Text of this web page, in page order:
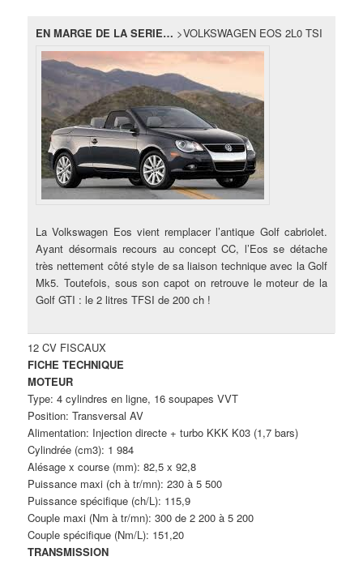
EN MARGE DE LA SERIE… >VOLKSWAGEN EOS 2L0 TSI
La Volkswagen Eos vient remplacer l’antique Golf cabriolet.
Ayant désormais recours au concept CC, l’Eos se détache
très nettement côté style de sa liaison technique avec la Golf
Mk5. Toutefois, sous son capot on retrouve le moteur de la
Golf GTI : le 2 litres TFSI de 200 ch !
12 CV FISCAUX
FICHE TECHNIQUE
MOTEUR
Type: 4 cylindres en ligne, 16 soupapes VVT
Position: Transversal AV
Alimentation: Injection directe + turbo KKK K03 (1,7 bars)
Cylindrée (cm3): 1 984
Alésage x course (mm): 82,5 x 92,8
Puissance maxi (ch à tr/mn): 230 à 5 500
Puissance spécifique (ch/L): 115,9
Couple maxi (Nm à tr/mn): 300 de 2 200 à 5 200
Couple spécifique (Nm/L): 151,20
TRANSMISSION